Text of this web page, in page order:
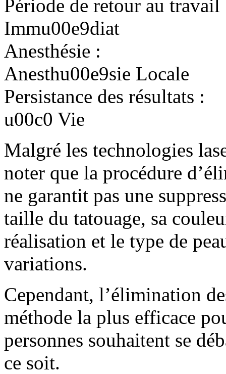
Période de retour au travail
Immu00e9diat
Anesthésie :
Anesthu00e9sie Locale
Persistance des résultats :
u00c0 Vie
Malgré les technologies
noter que la procédure
ne garantit pas une
taille du tatouage, sa
réalisation et le type de
variations.
Cependant, l’élimination
méthode la plus efficace
personnes souhaitent se
ce soit.